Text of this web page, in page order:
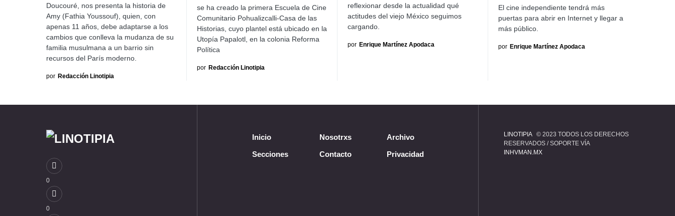
Doucouré, nos presenta la historia de
Amy (Fathia Youssouf), quien, con
apenas 11 años, debe adaptarse a los
cambios que conlleva la mudanza de su
familia musulmana a un barrio sin
recursos del París moderno.
por Redacción Linotipia
se ha creado la primera Escuela de Cine
Comunitario Pohualizcalli-Casa de las
Historias, cuyo plantel está ubicado en la
Utopía Papalotl, en la colonia Reforma
Política
por Redacción Linotipia
reflexionar desde la actualidad qué
actitudes del viejo México seguimos
cargando.
por Enrique Martínez Apodaca
El cine independiente tendrá más
puertas para abrir en Internet y llegar a
más público.
por Enrique Martínez Apodaca
0
0
Inicio Nosotrxs
Archivo
Secciones
Contacto Privacidad
LINOTIPIA© 2023 TODOS LOS DERECHOS
RESERVADOS / SOPORTE VÍA
INHVMAN.MX